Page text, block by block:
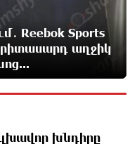
Հայաստանում լուրջ
Ավետիք Չալաբյան
15 ժամ առաջ
շուրջ ստեղծված
Reebok Sports
աղջիկ
խնդիրը